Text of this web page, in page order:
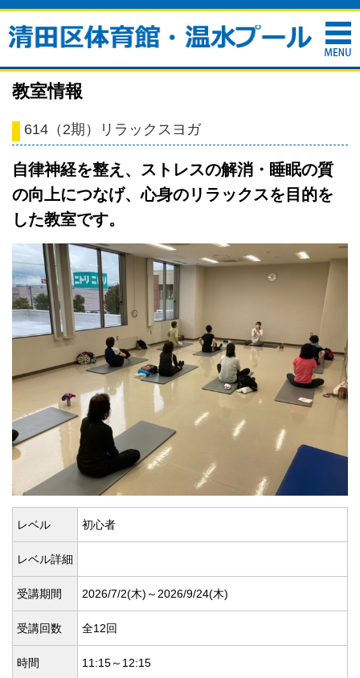
教室情報
614（2期）リラックスヨガ
自律神経を整え、ストレスの解消・睡眠の質
の向上につなげ、心身のリラックスを目的を
した教室です。
レベル 初心者
レベル詳細
受講期間 2026/7/2(木)～2026/9/24(木)
受講回数 全12回
時間 11:15～12:15